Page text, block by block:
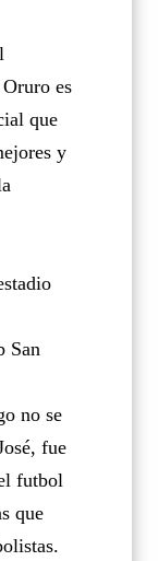
es
que
y
San
no se
fue
futbol
que